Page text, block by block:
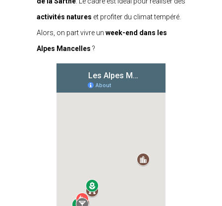
activités natures et profiter du climat tempéré.
Alors, on part vivre un week-end dans les
Alpes Mancelles ?